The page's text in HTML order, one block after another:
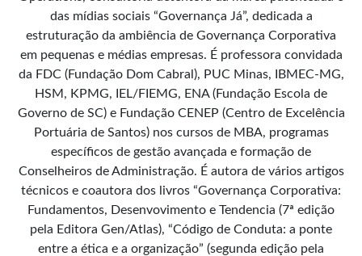
das mídias sociais “Governança Já”, dedicada a
estruturação da ambiência de Governança Corporativa
em pequenas e médias empresas. É professora convidada
da FDC (Fundação Dom Cabral), PUC Minas, IBMEC-MG,
HSM, KPMG, IEL/FIEMG, ENA (Fundação Escola de
Governo de SC) e Fundação CENEP (Centro de Excelência
Portuária de Santos) nos cursos de MBA, programas
específicos de gestão avançada e formação de
Conselheiros de Administração. É autora de vários artigos
técnicos e coautora dos livros “Governança Corporativa:
Fundamentos, Desenvovimento e Tendencia (7ª edição
pela Editora Gen/Atlas), “Código de Conduta: a ponte
entre a ética e a organização” (segunda edição pela